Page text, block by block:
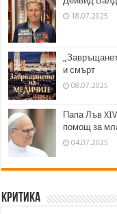
18.07.2025
и смърт
08.07.2025
Папа Лъв
помощ за
04.07.2025
Критика